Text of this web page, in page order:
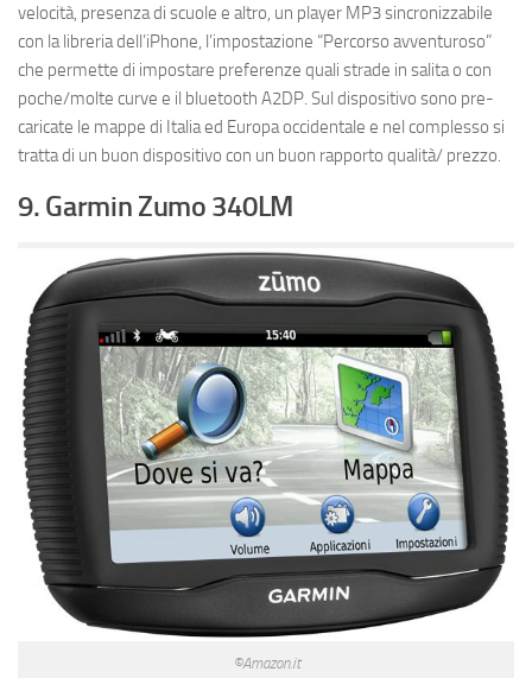
velocità, presenza di scuole e altro, un player MP3 sincronizzabile
con la libreria dell’iPhone, l’impostazione “Percorso avventuroso”
che permette di impostare preferenze quali strade in salita o con
poche/molte curve e il bluetooth A2DP. Sul dispositivo sono pre-
caricate le mappe di Italia ed Europa occidentale e nel complesso si
tratta di un buon dispositivo con un buon rapporto qualità/ prezzo.
9. Garmin Zumo 340LM
©Amazon.it